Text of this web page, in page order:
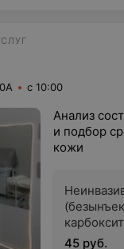
с 10:00
Анализ
и подбор
кожи
45 руб.